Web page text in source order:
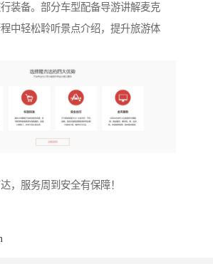
装备。部分车型配备导游讲解麦克
中轻松聆听景点介绍，提升旅游体
，服务周到安全有保障！